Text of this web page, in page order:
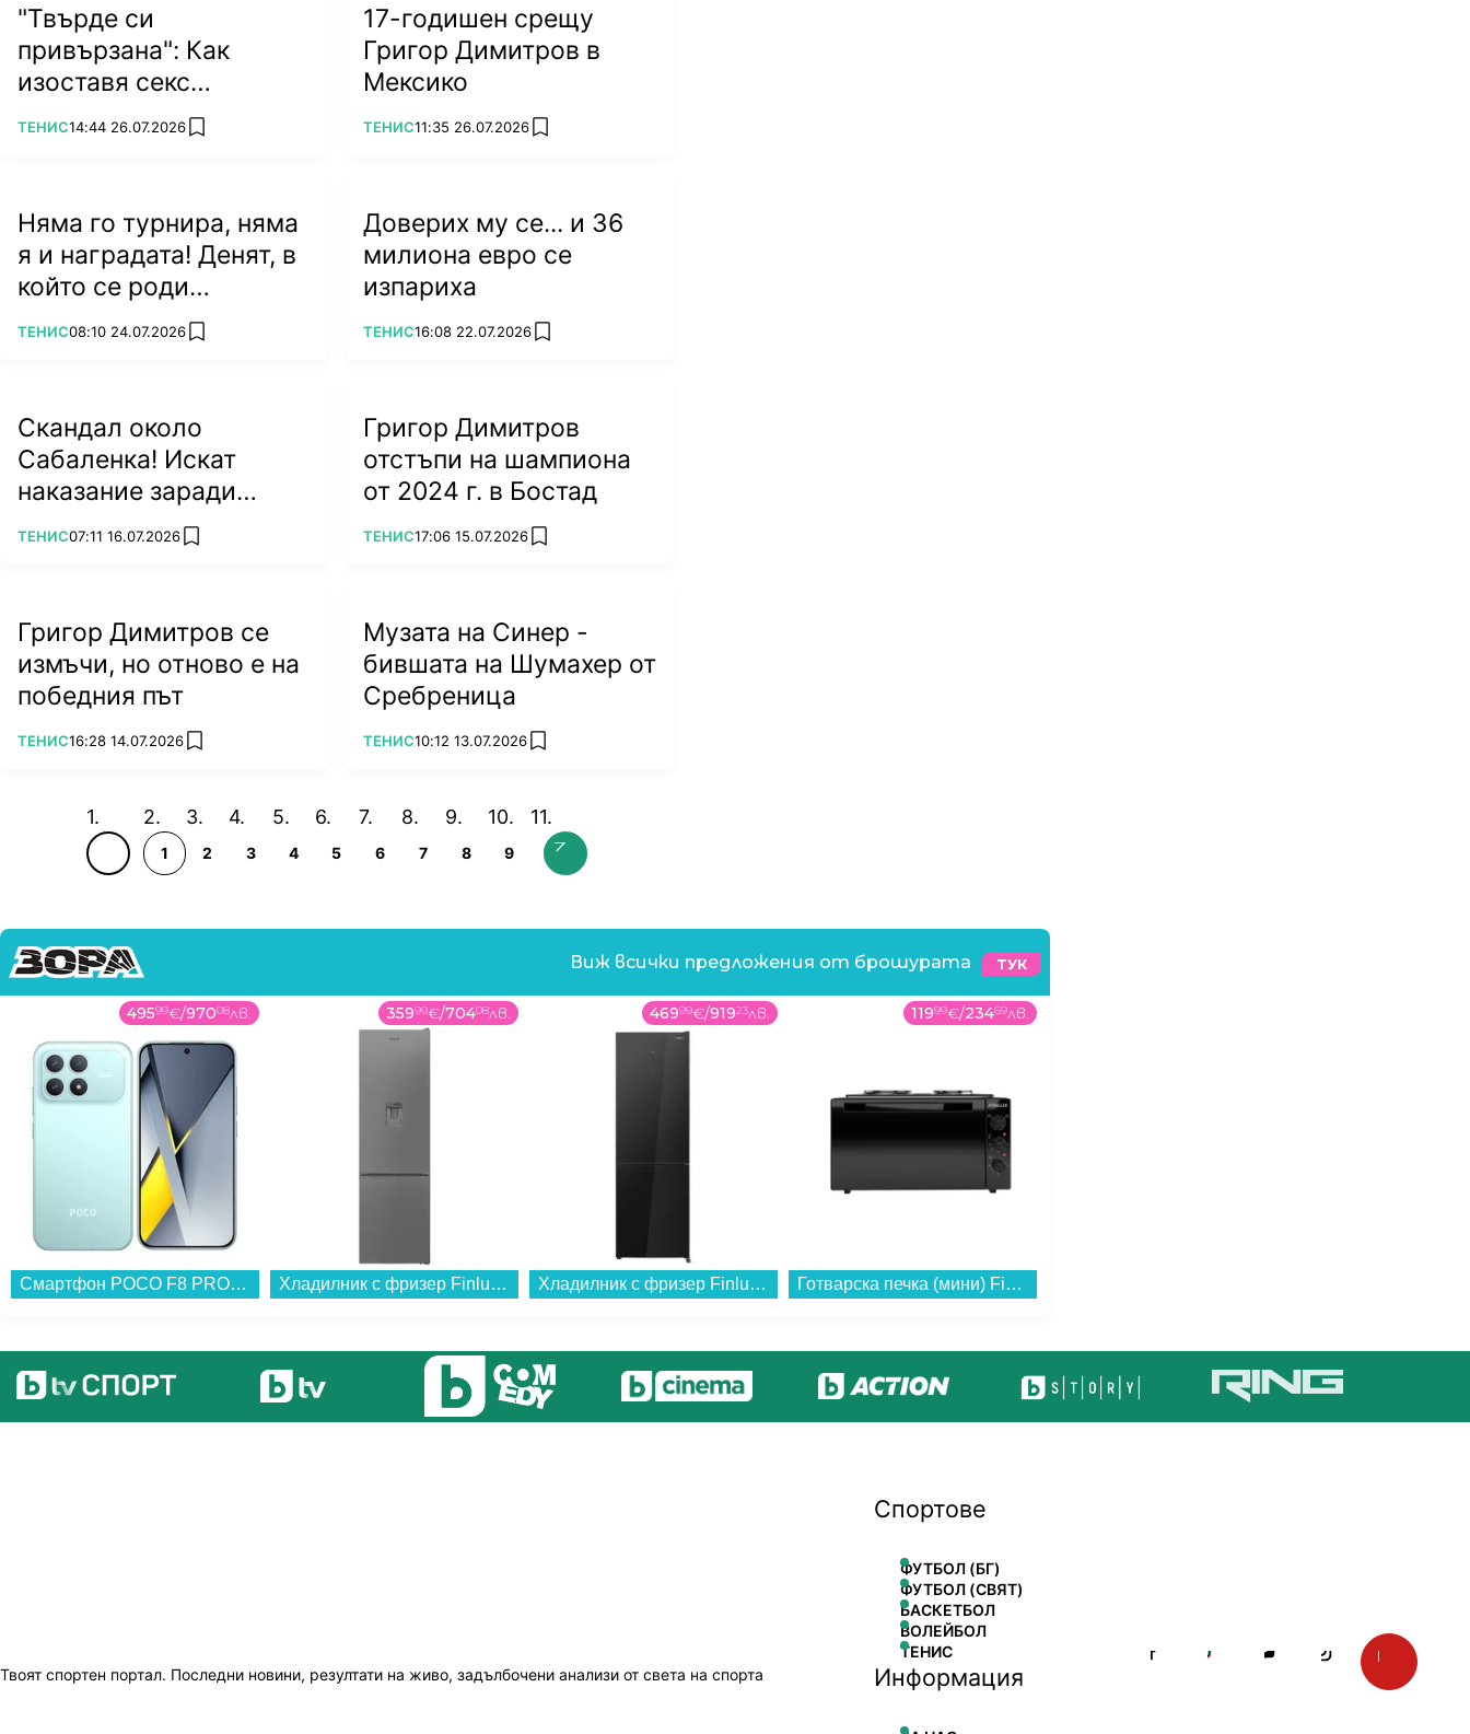
"Твърде си
привързана": Как
изоставя секс
символът на тениса?
ПОВЕЧЕ ОТ
ТЕНИС14:44 26.07.2026 add favorites
17-годишен срещу
Григор Димитров в
Мексико
ПОВЕЧЕ ОТ
ТЕНИС11:35 26.07.2026 add favorites
Няма го турнира, няма
я и наградата! Денят, в
който се роди
легендата Джокович
ПОВЕЧЕ ОТ
ТЕНИС08:10 24.07.2026 add favorites
Доверих му се... и 36
милиона евро се
изпариха
ПОВЕЧЕ ОТ
ТЕНИС16:08 22.07.2026 add favorites
Скандал около
Сабаленка! Искат
наказание заради
посещението ѝ в
ПОВЕЧЕ ОТ
ТЕНИС07:11 16.07.2026 add favorites
Григор Димитров
отстъпи на шампиона
от 2024 г. в Бостад
ПОВЕЧЕ ОТ
ТЕНИС17:06 15.07.2026 add favorites
Григор Димитров се
измъчи, но отново е на
победния път
ПОВЕЧЕ ОТ
ТЕНИС16:28 14.07.2026 add favorites
Музата на Синер -
бившата на Шумахер от
Сребреница
ПОВЕЧЕ ОТ
ТЕНИС10:12 13.07.2026 add favorites
1 2 3 4 5 6 7 8 9
Виж всички предложения от брошурата ТУК
49599€/97008лв.
Смартфон POCO F8 PRO 256/12 BLUE , 12 GB, 256 GB...
35999€/70408лв.
Хладилник с фризер Finlux FXCA 28900 NFE , 270 l, E , No Frost , Инокс...
46999€/91923лв.
Хладилник с фризер Finlux FBN340B GLASS , 322 l, E , No Frost , Черно стъкло...
11999€/23469лв.
Готварска печка (мини) Finlux FMC-4555GL...
Твоят спортен портал. Последни новини, резултати на живо, задълбочени анализи от света на спорта
Спортове
ФУТБОЛ (БГ)
ФУТБОЛ (СВЯТ)
БАСКЕТБОЛ
ВОЛЕЙБОЛ
ТЕНИС
Информация